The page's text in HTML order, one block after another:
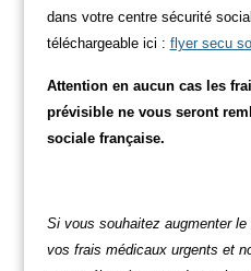
dans votre centre sécurité
téléchargeable ici : flyer secu
Attention en aucun cas les
prévisible ne vous seront
sociale française.
Si vous souhaitez augmenter
vos frais médicaux urgents et